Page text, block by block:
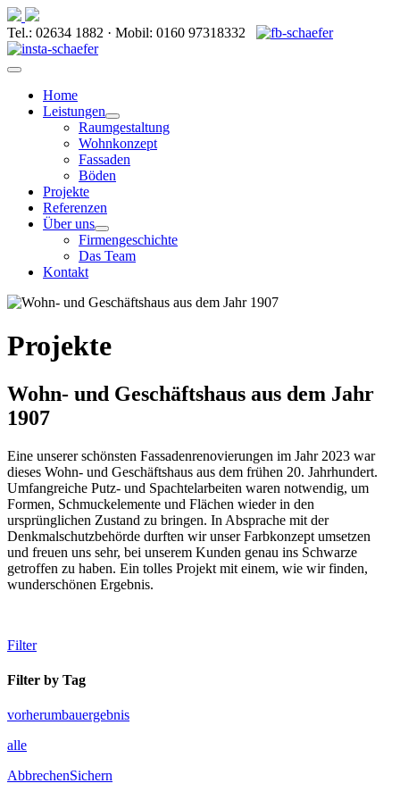
Tel.: 02634 1882 · Mobil: 0160 97318332
Home
Leistungen
Raumgestaltung
Wohnkonzept
Fassaden
Böden
Projekte
Referenzen
Über uns
Firmengeschichte
Das Team
Kontakt
Projekte
Wohn- und Geschäftshaus aus dem Jahr
1907
Eine unserer schönsten Fassadenrenovierungen im Jahr 2023 war
dieses Wohn- und Geschäftshaus aus dem frühen 20. Jahrhundert.
Umfangreiche Putz- und Spachtelarbeiten waren notwendig, um
Formen, Schmuckelemente und Flächen wieder in den
ursprünglichen Zustand zu bringen. In Absprache mit der
Denkmalschutzbehörde durften wir unser Farbkonzept umsetzen
und freuen uns sehr, bei unserem Kunden genau ins Schwarze
getroffen zu haben. Ein tolles Projekt mit einem, wie wir finden,
wunderschönen Ergebnis.
Filter
Filter by Tag
vorherumbauergebnis
alle
AbbrechenSichern